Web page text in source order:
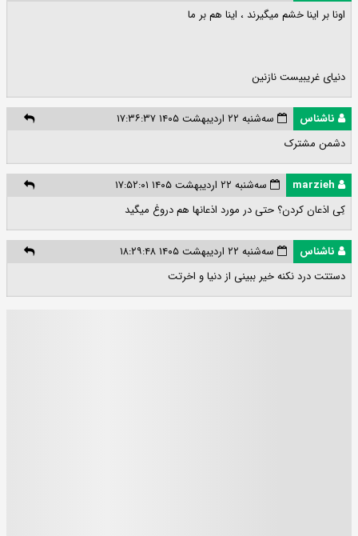
اونا بر اینا خشم میگیرند ، اینا هم بر ما
دنیای غریبیست نازنین
ناشناس
سه‌شنبه ۲۲ اردیبهشت ۱۴۰۵ ۱۷:۳۶:۳۷
دشمن مشترک
سه‌شنبه ۲۲ اردیبهشت ۱۴۰۵ ۱۷:۵۲:۰۱
کِی اذعان کردن؟ حتی در مورد اذعانها هم دروغ میگید
ناشناس
سه‌شنبه ۲۲ اردیبهشت ۱۴۰۵ ۱۸:۲۹:۴۸
دستتت درد نکنه خیر ببینی از دنیا و اخرتت